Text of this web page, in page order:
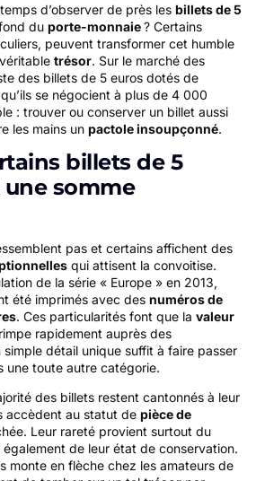
d’observer de près les billets de 5
du porte-monnaie? Certains
peuvent transformer cet humble
trésor. Sur le marché des
des billets de 5 euros dotés de
qu’ils se négocient à plus de 4 000
: trouver ou conserver un billet aussi
les mains un pactole insoupçonné.
billets de 5
somme
pas et certains affichent des
qui attisent la convoitise.
de la série « Europe » en 2013,
été imprimés avec des numéros de
. Ces particularités font que la valeur
rapidement auprès des
simple détail unique suffit à faire passer
une toute autre catégorie.
des billets restent cantonnés à leur
accèdent au statut de pièce de
Leur rareté provient surtout du
également de leur état de conservation.
monte en flèche chez les amateurs de